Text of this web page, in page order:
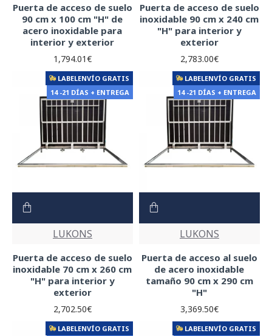
Puerta de acceso de suelo
90 cm x 100 cm "H" de
acero inoxidable para
interior y exterior
1,794.01€
Puerta de acceso de suelo
inoxidable 90 cm x 240 cm
"H" para interior y
exterior
2,783.00€
LABELENVÍO GRATIS
14 -21 DÍAS + ENTREGA
LUKONS
Puerta de acceso de suelo
inoxidable 70 cm x 260 cm
"H" para interior y
exterior
2,702.50€
LABELENVÍO GRATIS
14 -21 DÍAS + ENTREGA
LUKONS
Puerta de acceso al suelo
de acero inoxidable
tamaño 90 cm x 290 cm
"H"
3,369.50€
LABELENVÍO GRATIS
LABELENVÍO GRATIS